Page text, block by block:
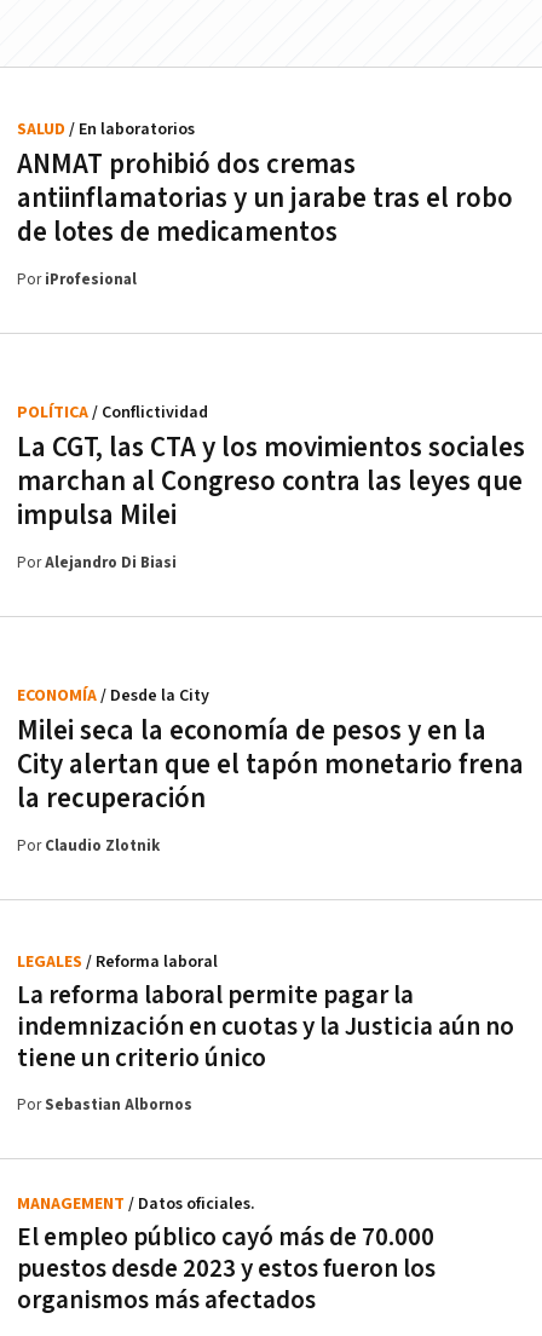
ANMAT prohibió dos cremas
antiinflamatorias y un jarabe tras el robo
de lotes de medicamentos
SALUD / En laboratorios
PoriProfesional
La CGT, las CTA y los movimientos sociales
marchan al Congreso contra las leyes que
impulsa Milei
POLÍTICA/ Conflictividad
PorAlejandro Di Biasi
Milei seca la economía de pesos y en la
City alertan que el tapón monetario frena
la recuperación
ECONOMÍA/ Desde la City
PorClaudio Zlotnik
La reforma laboral permite pagar la
indemnización en cuotas y la Justicia aún no
tiene un criterio único
LEGALES / Reforma laboral
PorSebastian Albornos
El empleo público cayó más de 70.000
puestos desde 2023 y estos fueron los
organismos más afectados
MANAGEMENT / Datos oficiales.